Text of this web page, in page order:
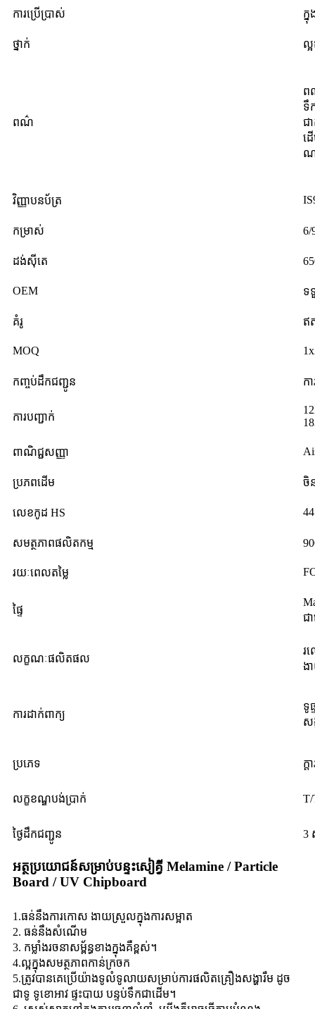
ការប្រើប្រាស់ ក្នុ
ថ្នាក់ ល្
ពណ៌
ព
ទឹ
ជ
ដ
ណ
វិញ្ញាបនប័ត្រ
កម្រាស់ 6/
ដង់ស៊ីតេ
OEM ទ
គំរូ ឥ
MOQ
កញ្ចប់ដឹកជញ្ជូន ក
ការបញ្ជាក់
ពាណិជ្ជសញ្ញា
ប្រភពដើម ចិ
លេខកូដ HS
សមត្ថភាពផលិតកម្ម
រយៈពេលតម្លៃ
ផ្ទៃ
ជ
លក្ខណៈផលិតផល
រ
ង
ការដាក់ពាក្យ
ទូ
ស
ប្រភេទ ក្
លក្ខខណ្ឌបង់ប្រាក់
ថ្ងៃដឹកជញ្ជូន 3
អត្ថប្រយោជន៍សម្រាប់បន្ទះសៀគ្វី Melamine / Particle
Board / UV Chipboard
1.ធន់នឹងការកោស ងាយស្រួលក្នុងការសម្អាត
2. ធន់នឹងសំណើម
3. កម្លាំងរចនាសម្ព័ន្ធខាងក្នុងគឺខ្ពស់។
4.ល្អក្នុងសមត្ថភាពកាន់ក្រចក
5.ត្រូវបានគេប្រើយ៉ាងទូលំទូលាយសម្រាប់ការផលិតគ្រឿងសង្ហារឹម ដូច
ជាទូ ទូខោអាវ ផ្ទះបាយ បន្ទប់ទឹកជាដើម។